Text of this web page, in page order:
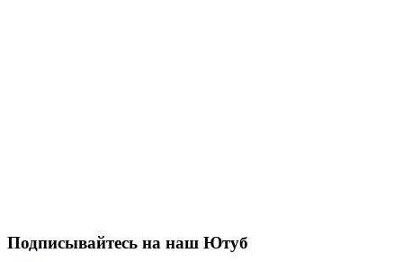
Подписывайтесь на наш Ютуб